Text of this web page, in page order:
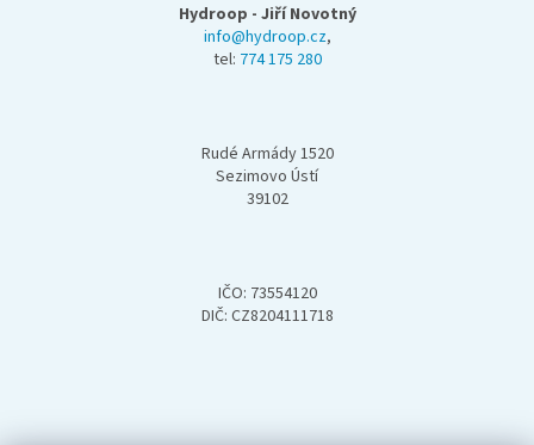
Hydroop - Jiří Novotný
info@hydroop.cz,
tel: 774 175 280
Rudé Armády 1520
Sezimovo Ústí
39102
IČO: 73554120
DIČ: CZ8204111718